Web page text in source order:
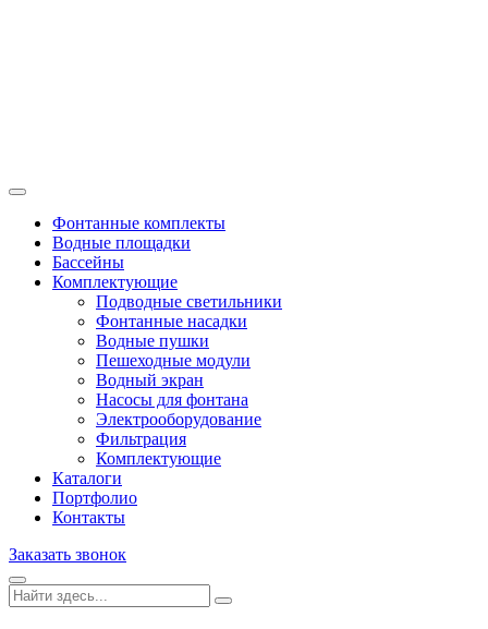
Фонтанные комплекты
Водные площадки
Бассейны
Комплектующие
Подводные светильники
Фонтанные насадки
Водные пушки
Пешеходные модули
Водный экран
Насосы для фонтана
Электрооборудование
Фильтрация
Комплектующие
Каталоги
Портфолио
Контакты
Заказать звонок